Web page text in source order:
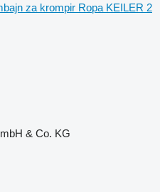
za krompir Ropa KEILER 2
& Co. KG